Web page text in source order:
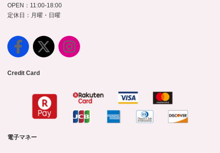
OPEN：11:00-18:00
定休日：月曜・日曜
Credit Card
電子マネー